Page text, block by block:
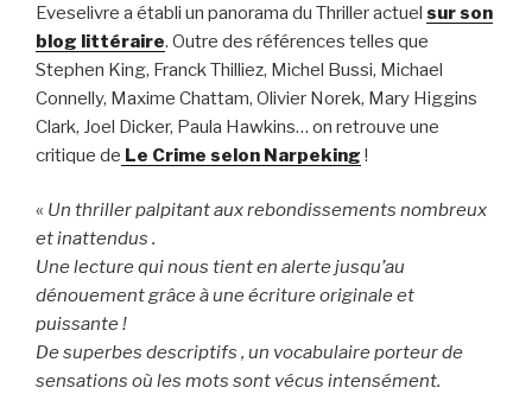
Eveselivre a établi un panorama du Thriller actuel sur son
blog littéraire. Outre des références telles que
Stephen King, Franck Thilliez, Michel Bussi, Michael
Connelly, Maxime Chattam, Olivier Norek, Mary Higgins
Clark, Joel Dicker, Paula Hawkins… on retrouve une
critique de Le Crime selon Narpeking !
« Un thriller palpitant aux rebondissements nombreux
et inattendus .
Une lecture qui nous tient en alerte jusqu’au
dénouement grâce à une écriture originale et
puissante !
De superbes descriptifs , un vocabulaire porteur de
sensations où les mots sont vécus intensément.